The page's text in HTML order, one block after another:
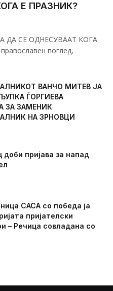
Е ПРАЗНИК?
ДА СЕ ОДНЕСУВААТ КОГА
поглед,
ВАНЧО МИТЕВ ЈА
ЃОРГИЕВА
ЗА ЗАМЕНИК
НА ЗРНОВЦИ
доби пријава за напад
САСА со победа ја
пријателски
– Речица совладана со